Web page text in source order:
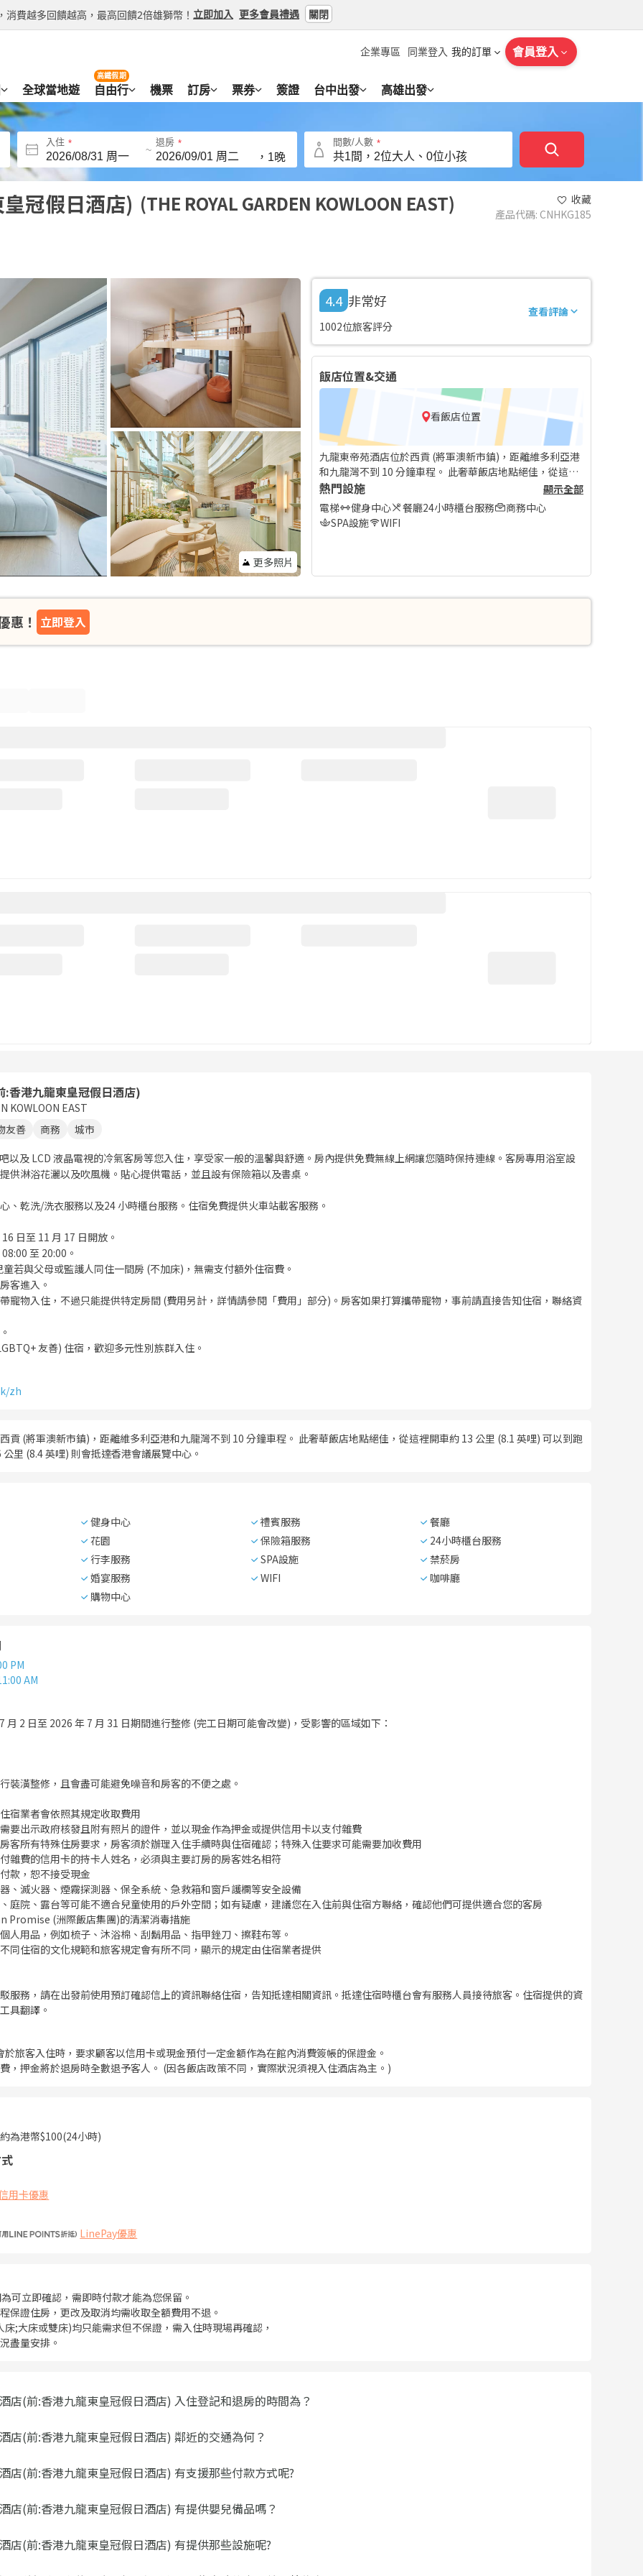
費越多回饋越高，最高回饋2倍雄獅幣！ 立即加入 更多會員禮遇 關閉
企業專區 同業登入 我的訂單 會員登入
全球當地遊 自由行
高鐵假期
機票 訂房 票券 簽證 台中出發 高雄出發
入住
~
退房
， 1晚
間數/人數
冠假日酒店) THE ROYAL GARDEN KOWLOON EAST
收藏
產品代碼: CNHKG185
更多照片
4.4 非常好
1002位旅客評分
查看評論
飯店位置&交通
看飯店位置
九龍東帝苑酒店位於西貢 (將軍澳新市鎮)，距離維多利亞港
和九龍灣不到 10 分鐘車程。 此奢華飯店地點絕佳，從這裡
開車約 13 公里 (8.1 英哩) 可以到跑馬地馬場，開車 13.6 公
里 (8.4 英哩) 則會抵達香港會議展覽中心。
熱門設施
顯示全部
電梯
健身中心 餐廳24小時櫃台服務
商務中心
SPA設施
WIFI
惠！ 立即登入
:香港九龍東皇冠假日酒店)
KOWLOON EAST
友善
商務
城市
以及 LCD 液晶電視的冷氣客房等您入住，享受家一般的溫馨與舒適。房內提供免費無線上網讓您隨時保持連線。客房專用浴室設
供淋浴花灑以及吹風機。貼心提供電話，並且設有保險箱以及書桌。
、乾洗/洗衣服務以及24 小時櫃台服務。住宿免費提供火車站載客服務。
日至 11 月 17 日開放。
至 20:00。
若與父母或監護人同住一間房 (不加床)，無需支付額外住宿費。
客進入。
寵物入住，不過只能提供特定房間 (費用另計，詳情請參閱「費用」部分)。房客如果打算攜帶寵物，事前請直接告知住宿，聯絡資
友善) 住宿，歡迎多元性別族群入住。
zh
貢 (將軍澳新市鎮)，距離維多利亞港和九龍灣不到 10 分鐘車程。 此奢華飯店地點絕佳，從這裡開車約 13 公里 (8.1 英哩) 可以到跑
里 (8.4 英哩) 則會抵達香港會議展覽中心。
健身中心 禮賓服務
餐廳
花園
保險箱服務
24小時櫃台服務
行李服務
SPA設施
禁菸房
婚宴服務
WIFI
咖啡廳
購物中心
PM
AM
月 2 日至 2026 年 7 月 31 日期間進行整修 (完工日期可能會改變)，受影響的區域如下：
裝潢整修，且會盡可能避免噪音和房客的不便之處。
宿業者會依照其規定收取費用
要出示政府核發且附有照片的證件，並以現金作為押金或提供信用卡以支付雜費
客所有特殊住房要求，房客須於辦理入住手續時與住宿確認；特殊入住要求可能需要加收費用
雜費的信用卡的持卡人姓名，必須與主要訂房的房客姓名相符
款，恕不接受現金
、滅火器、煙霧探測器、保全系統、急救箱和窗戶護欄等安全設備
庭院、露台等可能不適合兒童使用的戶外空間；如有疑慮，建議您在入住前與住宿方聯絡，確認他們可提供適合您的客房
Promise (洲際飯店集團)的清潔消毒措施
人用品，例如梳子、沐浴棉、刮鬍用品、指甲銼刀、擦鞋布等。
同住宿的文化規範和旅客規定會有所不同，顯示的規定由住宿業者提供
服務，請在出發前使用預訂確認信上的資訊聯絡住宿，告知抵達相關資訊。抵達住宿時櫃台會有服務人員接待旅客。住宿提供的資
具翻譯。
旅客入住時，要求顧客以信用卡或現金預付一定金額作為在館內消費簽帳的保證金。
，押金將於退房時全數退予客人。 (因各飯店政策不同，實際狀況須視入住酒店為主。)
為港幣$100(24小時)
用卡優惠
LinePay優惠
可立即確認，需即時付款才能為您保留。
保證住房，更改及取消均需收取全額費用不退。
;大床或雙床)均只能需求但不保證，需入住時現場再確認，
盡量安排。
店(前:香港九龍東皇冠假日酒店) 入住登記和退房的時間為？
店(前:香港九龍東皇冠假日酒店) 鄰近的交通為何？
店(前:香港九龍東皇冠假日酒店) 有支援那些付款方式呢?
店(前:香港九龍東皇冠假日酒店) 有提供嬰兒備品嗎？
店(前:香港九龍東皇冠假日酒店) 有提供那些設施呢?